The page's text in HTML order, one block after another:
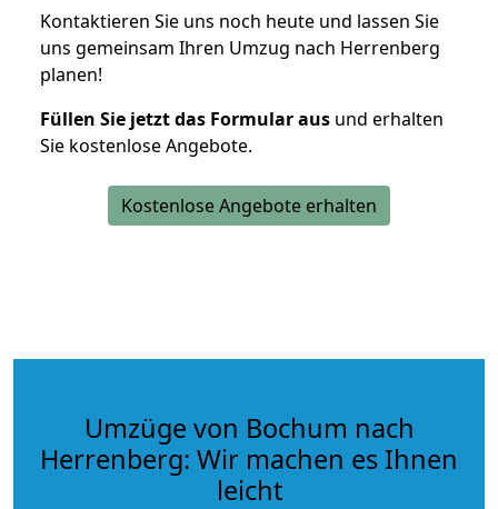
Kontaktieren Sie uns noch heute und lassen Sie
uns gemeinsam Ihren Umzug nach Herrenberg
planen!
Füllen Sie jetzt das Formular aus und erhalten
Sie kostenlose Angebote.
Kostenlose Angebote erhalten
Umzüge von Bochum nach
Herrenberg: Wir machen es Ihnen
leicht